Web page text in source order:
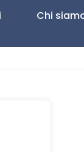
Chi